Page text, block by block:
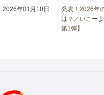
2026年01月10日
発表！2026年
は？／いこー
第1弾】